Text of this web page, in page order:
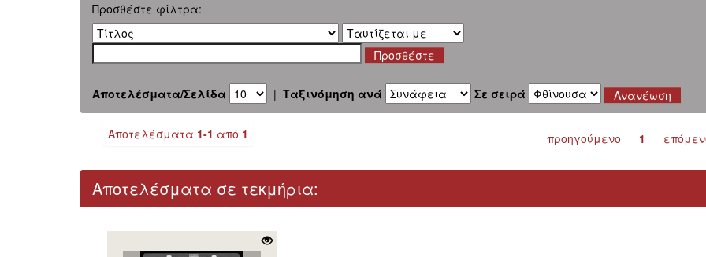
Προσθέστε φίλτρα:
Αποτελέσματα/Σελίδα | Ταξινόμηση ανά Σε σειρά
Αποτελέσματα 1-1 από 1 προηγούμενο 1
Αποτελέσματα σε τεκμήρια: